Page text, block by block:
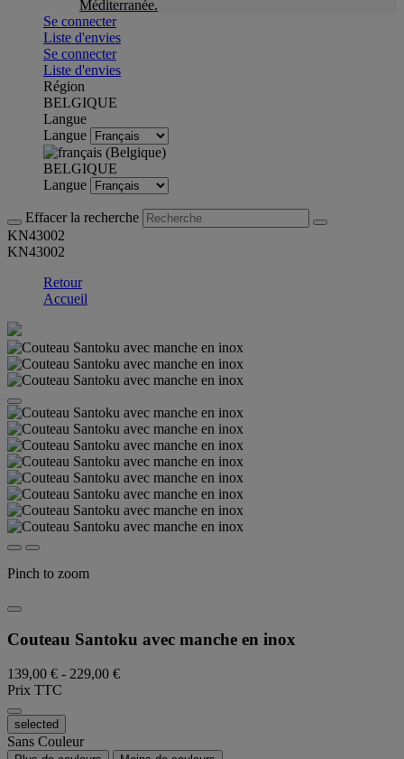
Méditerranée.
Se connecter
Liste d'envies
Se connecter
Liste d'envies
Région
BELGIQUE
Langue
Langue
BELGIQUE
Langue
Effacer la recherche
KN43002
KN43002
Retour
Accueil
Pinch to zoom
Couteau Santoku avec manche en inox
139,00 € - 229,00 €
Prix TTC
selected
Sans Couleur